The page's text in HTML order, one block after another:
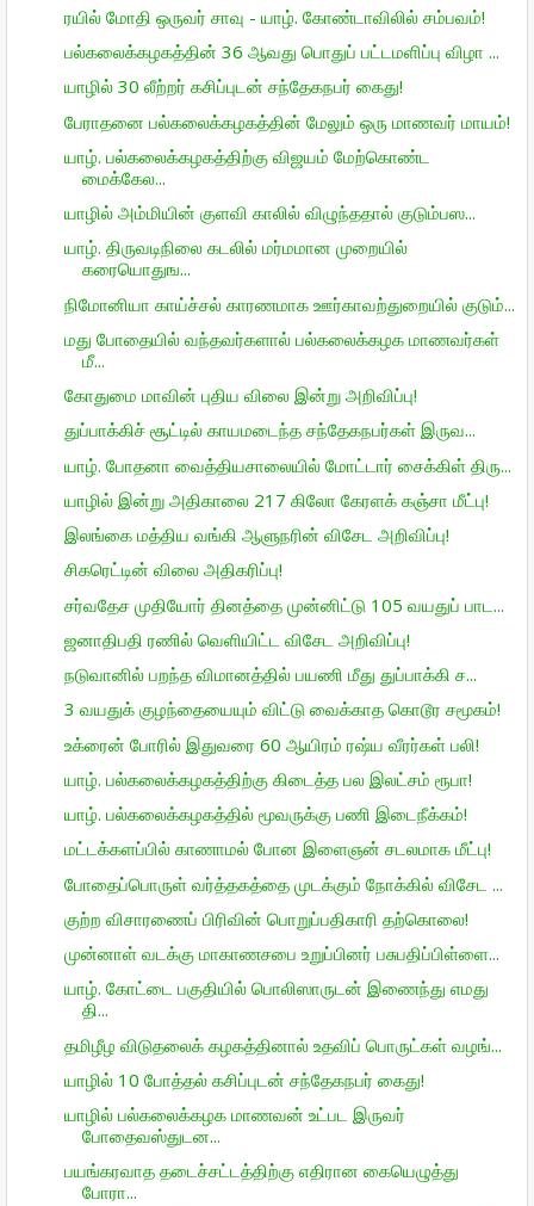
ரயில் மோதி ஒருவர் சாவு - யாழ். கோண்டாவிலில் சம்பவம்!
பல்கலைக்கழகத்தின் 36 ஆவது பொதுப் பட்டமளிப்பு விழா ...
யாழில் 30 லீற்றர் கசிப்புடன் சந்தேகநபர் கைது!
பேராதனை பல்கலைக்கழகத்தின் மேலும் ஒரு மாணவர் மாயம்!
யாழ். பல்கலைக்கழகத்திற்கு விஜயம் மேற்கொண்ட
மைக்கேல...
யாழில் அம்மியின் குளவி காலில் விழுந்ததால் குடும்பஸ...
யாழ். திருவடிநிலை கடலில் மர்மமான முறையில்
கரையொதுங...
நிமோனியா காய்ச்சல் காரணமாக ஊர்காவற்துறையில் குடும்...
மது போதையில் வந்தவர்களால் பல்கலைக்கழக மாணவர்கள்
மீ...
கோதுமை மாவின் புதிய விலை இன்று அறிவிப்பு!
துப்பாக்கிச் சூட்டில் காயமடைந்த சந்தேகநபர்கள் இருவ...
யாழ். போதனா வைத்தியசாலையில் மோட்டார் சைக்கிள் திரு...
யாழில் இன்று அதிகாலை 217 கிலோ கேரளக் கஞ்சா மீட்பு!
இலங்கை மத்திய வங்கி ஆளுநரின் விசேட அறிவிப்பு!
சிகரெட்டின் விலை அதிகரிப்பு!
சர்வதேச முதியோர் தினத்தை முன்னிட்டு 105 வயதுப் பாட...
ஜனாதிபதி ரணில் வெளியிட்ட விசேட அறிவிப்பு!
நடுவானில் பறந்த விமானத்தில் பயணி மீது துப்பாக்கி ச...
3 வயதுக் குழந்தையையும் விட்டு வைக்காத கொடூர சமூகம்!
உக்ரைன் போரில் இதுவரை 60 ஆயிரம் ரஷ்ய வீரர்கள் பலி!
யாழ். பல்கலைக்கழகத்திற்கு கிடைத்த பல இலட்சம் ரூபா!
யாழ். பல்கலைக்கழகத்தில் மூவருக்கு பணி இடைநீக்கம்!
மட்டக்களப்பில் காணாமல் போன இளைஞன் சடலமாக மீட்பு!
போதைப்பொருள் வர்த்தகத்தை முடக்கும் நோக்கில் விசேட ...
குற்ற விசாரணைப் பிரிவின் பொறுப்பதிகாரி தற்கொலை!
முன்னாள் வடக்கு மாகாணசபை உறுப்பினர் பசுபதிப்பிள்ளை...
யாழ். கோட்டை பகுதியில் பொலிஸாருடன் இணைந்து எமது
தி...
தமிழீழ விடுதலைக் கழகத்தினால் உதவிப் பொருட்கள் வழங்...
யாழில் 10 போத்தல் கசிப்புடன் சந்தேகநபர் கைது!
யாழில் பல்கலைக்கழக மாணவன் உட்பட இருவர்
போதைவஸ்துடன...
பயங்கரவாத தடைச்சட்டத்திற்கு எதிரான கையெழுத்து
போரா...